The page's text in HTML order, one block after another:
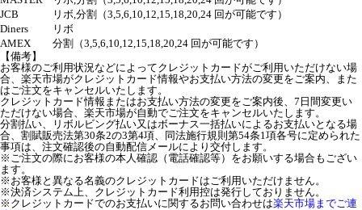
JCB
リボ,分割（3,5,6,10,12,15,18,20,24 回が可能です）
Diners
リボ
AMEX
分割（3,5,6,10,12,15,18,20,24 回が可能です）
【備考】
お客様のご利用状況などによってクレジットカードがご利用いただけない場
合、楽天市場がクレジットカード情報やお支払い方法の変更をご案内、また
はご注文をキャンセルいたします。
クレジットカード情報またはお支払い方法の変更をご案内後、7日間変更い
ただけない場合、楽天市場が自動でご注文をキャンセルいたします。
分割払い、リボルビング払い又はボーナス一括払いによるお支払いとなる場
合、割賦販売法第30条2の3第4項、同法施行規則第54条1項各号に定められた
事項は、注文確認後の自動配信メールにより交付します。
※ご注文の際にお客様の本人確認（電話確認等）をお願いする場合もござい
ます。
※お客様と異なる名義のクレジットカードはご利用いただけません。
※決済システム上、クレジットカード利用控は発行しておりません。
※クレジットカードでのお支払いに関するお問い合わせは楽天市場までご連